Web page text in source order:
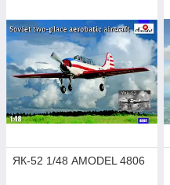
ЯК-52 1/48 AMODEL 4806